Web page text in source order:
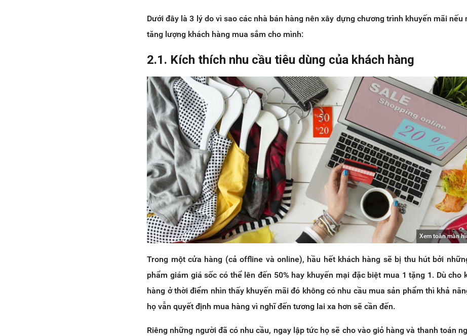
Dưới đây là 3 lý do vì sao các nhà bán hàng nên xây dựng chương trình khuyến mãi nếu
tăng lượng khách hàng mua sắm cho mình:
2.1. Kích thích nhu cầu tiêu dùng của khách hàng
Xem toàn màn
Trong một cửa hàng (cả offline và online), hầu hết khách hàng sẽ bị thu hút bởi
phẩm giám giá sốc có thể lên đến 50% hay khuyến mại đặc biệt mua 1 tặng 1. Dù cho
hàng ở thời điểm nhìn thấy khuyến mãi đó không có nhu cầu mua sản phẩm thì khả
họ vẫn quyết định mua hàng vì nghĩ đến tương lai xa hơn sẽ cần đến.
Riêng những người đã có nhu cầu, ngay lập tức họ sẽ cho vào giỏ hàng và thanh toán